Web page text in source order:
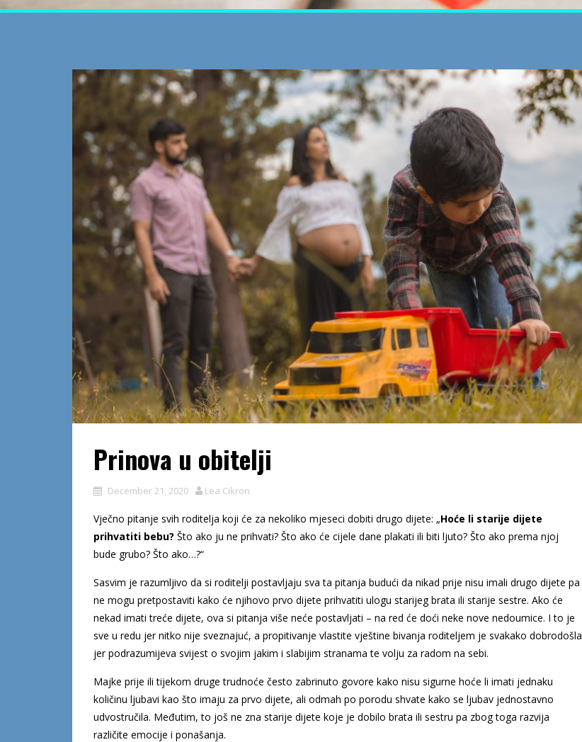
Prinova u obitelji
December 21, 2020 Lea Cikron
Vječno pitanje svih roditelja koji će za nekoliko mjeseci dobiti drugo dijete: „Hoće li starije dijete
prihvatiti bebu? Što ako ju ne prihvati? Što ako će cijele dane plakati ili biti ljuto? Što ako prema njoj
bude grubo? Što ako…?“
Sasvim je razumljivo da si roditelji postavljaju sva ta pitanja budući da nikad prije nisu imali drugo dijete pa
ne mogu pretpostaviti kako će njihovo prvo dijete prihvatiti ulogu starijeg brata ili starije sestre. Ako će
nekad imati treće dijete, ova si pitanja više neće postavljati – na red će doći neke nove nedoumice. I to je
sve u redu jer nitko nije sveznajuć, a propitivanje vlastite vještine bivanja roditeljem je svakako dobrodošla
jer podrazumijeva svijest o svojim jakim i slabijim stranama te volju za radom na sebi.
Majke prije ili tijekom druge trudnoće često zabrinuto govore kako nisu sigurne hoće li imati jednaku
količinu ljubavi kao što imaju za prvo dijete, ali odmah po porodu shvate kako se ljubav jednostavno
udvostručila. Međutim, to još ne zna starije dijete koje je dobilo brata ili sestru pa zbog toga razvija
različite emocije i ponašanja.